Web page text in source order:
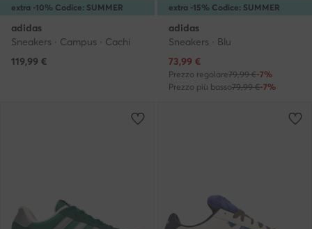
extra -10% Codice: SUMMER
adidas
Sneakers · Campus · Cachi
119,99 €
extra -15% Codice: SUMMER
adidas
Sneakers · Blu
Prezzo attuale
73,99 €
Prezzo regolare79,99 €-7%
Prezzo più basso79,99 €-7%